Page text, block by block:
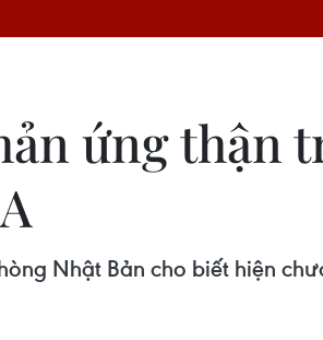
ứng thận
Nhật Bản cho biết hiện